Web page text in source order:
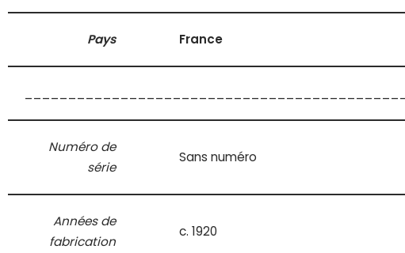
Pays France
Numéro de
série
Sans numéro
Années de
fabrication
c. 1920